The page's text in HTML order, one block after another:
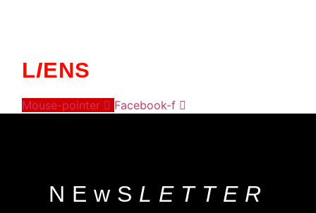
LIENS
Mouse-pointer Facebook-f
NEwS LETTER